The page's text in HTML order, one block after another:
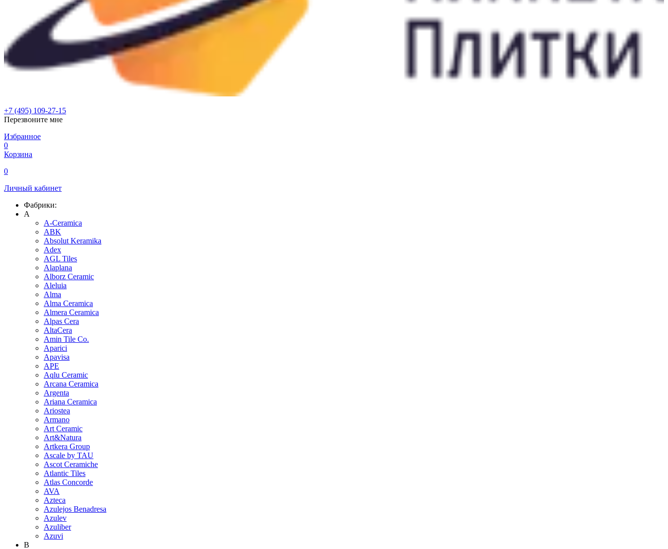
+7 (495) 109-27-15
Перезвоните мне
Избранное
0
Корзина
0
Личный кабинет
Фабрики:
A
A-Ceramica
ABK
Absolut Keramika
Adex
AGL Tiles
Alaplana
Alborz Ceramic
Aleluia
Alma
Alma Ceramica
Almera Ceramica
Alpas Cera
AltaCera
Amin Tile Co.
Aparici
Apavisa
APE
Aqlu Ceramic
Arcana Ceramica
Argenta
Ariana Ceramica
Ariostea
Armano
Art Ceramic
Art&Natura
Artkera Group
Ascale by TAU
Ascot Ceramiche
Atlantic Tiles
Atlas Concorde
AVA
Azteca
Azulejos Benadresa
Azulev
Azuliber
Azuvi
B